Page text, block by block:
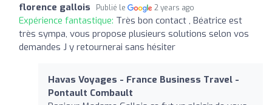
florence gallois Publié le 2 years ago
Expérience fantastique: Très bon contact , Béatrice est
très sympa, vous propose plusieurs solutions selon vos
demandes J y retournerai sans hésiter
Havas Voyages - France Business Travel -
Pontault Combault